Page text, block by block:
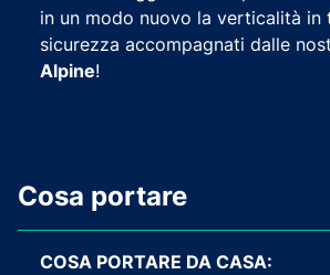
in un modo nuovo la verticalità in
sicurezza accompagnati dalle
Alpine!
Cosa portare
COSA PORTARE DA CASA: